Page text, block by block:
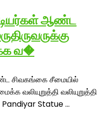
ஆண்ட
வ�
சிவகங்கை சீமையில்
வலியுறுத்தி வலியுறுத்தி
Statue ...